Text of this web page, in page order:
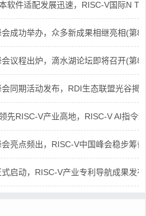
软件适配发展迅速，RISC-V国际N
成功举办，众多新成果相继亮相(第
议程出炉，滴水湖论坛即将召开(第
同期活动发布，RDI生态联盟光谷揭
先RISC-V产业高地，RISC-V AI指令
亮点频出，RISC-V中国峰会稳步筹
启动，RISC-V产业专利导航成果发